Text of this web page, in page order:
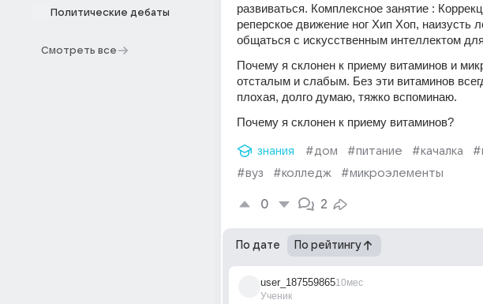
Политические дебаты
Смотреть все
развиваться. Комплексное занятие :
реперское движение ног Хип Хоп, наизусть
общаться с искусственным интеллектом
Почему я склонен к приему витаминов и
отсталым и слабым. Без эти витаминов
плохая, долго думаю, тяжко вспоминаю.
Почему я склонен к приему витаминов?
знания #дом #питание #качалка
#вуз
#колледж #микроэлементы
0 2
По дате По рейтингу
user_187559865
Ученик
10мес